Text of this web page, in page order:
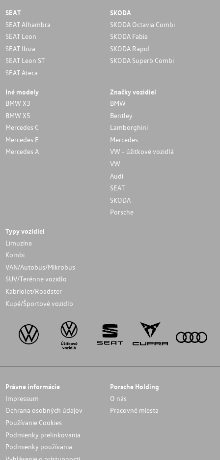
SEAT
SEAT Alhambra
SEAT Leon
SEAT Ibiza
SEAT Leon ST
SEAT Ateca
SKODA
SKODA Octavia Combi
SKODA Fabia
SKODA Rapid
SKODA Superb Combi
Iné modely
BMW X3
BMW X5
Mercedes C
Mercedes E
Mercedes A
Značky vozidiel
BMW
Bentley
Lamborghini
Mercedes
VW - úžitkové vozidlá
VW
Audi
SEAT
SKODA
Porsche
Typy vozidiel
Limuzína
Kombi
VAN/Autobus/Mikrobus
SUV/Terénne vozidlo
Kabriolet/Roadster
Kupé/Športové vozidlo
Právne informácie
Impressum
Ochrana osobných údajov
Používanie Cookies
Podmienky prelinkovania
Podmienky používania
Porsche Holding
O nás
Pracovné miesta